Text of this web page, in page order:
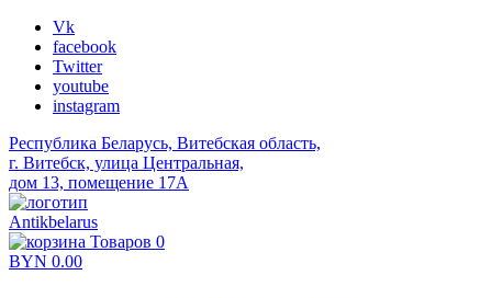
Vk
facebook
Twitter
youtube
instagram
Республика Беларусь, Витебская область,
г. Витебск, улица Центральная,
дом 13, помещение 17А
Antikbelarus
Товаров 0
BYN 0.00